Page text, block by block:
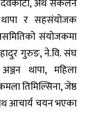
र सहसंयोजक
संयोजकमा
गुरुङ, ने.वि. संघ
थापा, महिला
तिमिल्सिना, जेष्ठ
आचार्य चयन भएका